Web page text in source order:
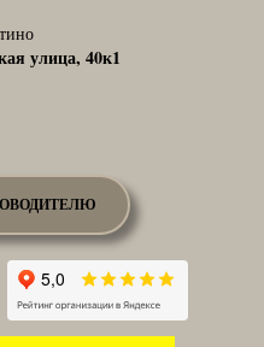
улица, 40к1